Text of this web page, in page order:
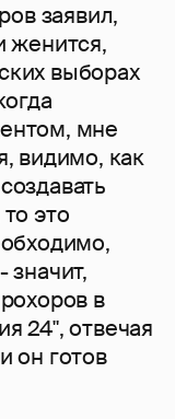
заявил,
женится,
выборах
мне
видимо, как
это
значит,
в
24", отвечая
он готов